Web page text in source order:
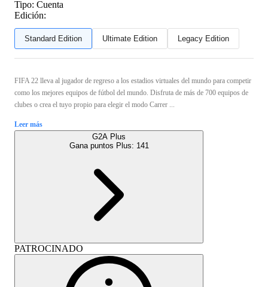
Tipo: Cuenta
Edición:
Standard Edition Ultimate Edition Legacy Edition
FIFA 22 lleva al jugador de regreso a los estadios virtuales del mundo para competir
como los mejores equipos de fútbol del mundo. Disfruta de más de 700 equipos de
clubes o crea el tuyo propio para elegir el modo Carrer ...
Leer más
G2A Plus
Gana puntos Plus: 141
PATROCINADO